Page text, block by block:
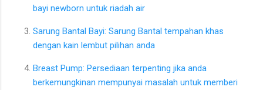
bayi newborn untuk riadah air
Sarung Bantal Bayi: Sarung Bantal tempahan khas
dengan kain lembut pilihan anda
Breast Pump: Persediaan terpenting jika anda
berkemungkinan mempunyai masalah untuk memberi